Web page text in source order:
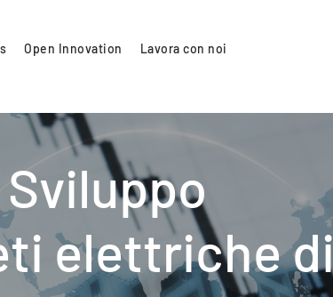
Open Innovation Lavora con noi
elettriche di